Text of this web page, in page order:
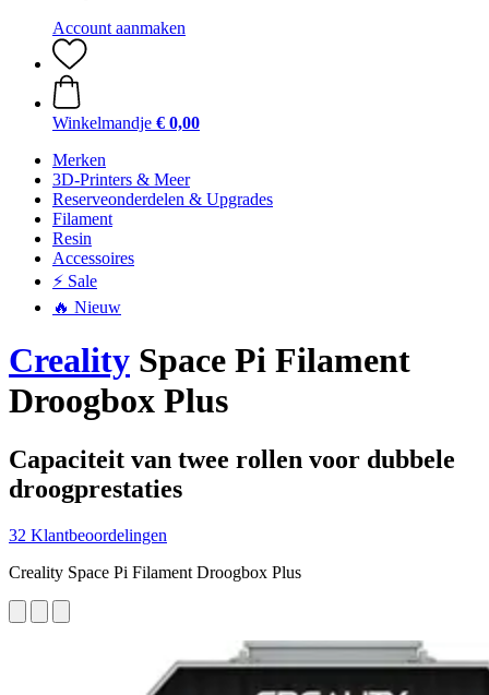
Account aanmaken
Winkelmandje € 0,00
Merken
3D-Printers & Meer
Reserveonderdelen & Upgrades
Filament
Resin
Accessoires
⚡ Sale
🔥 Nieuw
Creality Space Pi Filament
Droogbox Plus
Capaciteit van twee rollen voor dubbele
droogprestaties
32 Klantbeoordelingen
Creality Space Pi Filament Droogbox Plus